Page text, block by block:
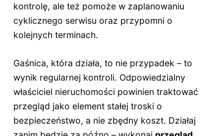
kontrolę, ale też pomoże w zaplanowaniu
cyklicznego serwisu oraz przypomni o
kolejnych terminach.
Gaśnica, która działa, to nie przypadek – to
wynik regularnej kontroli. Odpowiedzialny
właściciel nieruchomości powinien traktować
przegląd jako element stałej troski o
bezpieczeństwo, a nie zbędny koszt. Działaj